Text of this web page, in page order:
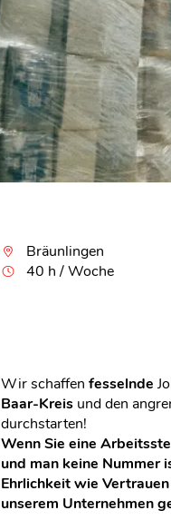
Bräunlingen
40 h / Woche
Wir schaffen fesselnde
Baar-Kreis und den
durchstarten!
Wenn Sie eine
und man keine Nummer
Ehrlichkeit wie
unserem Unternehmen